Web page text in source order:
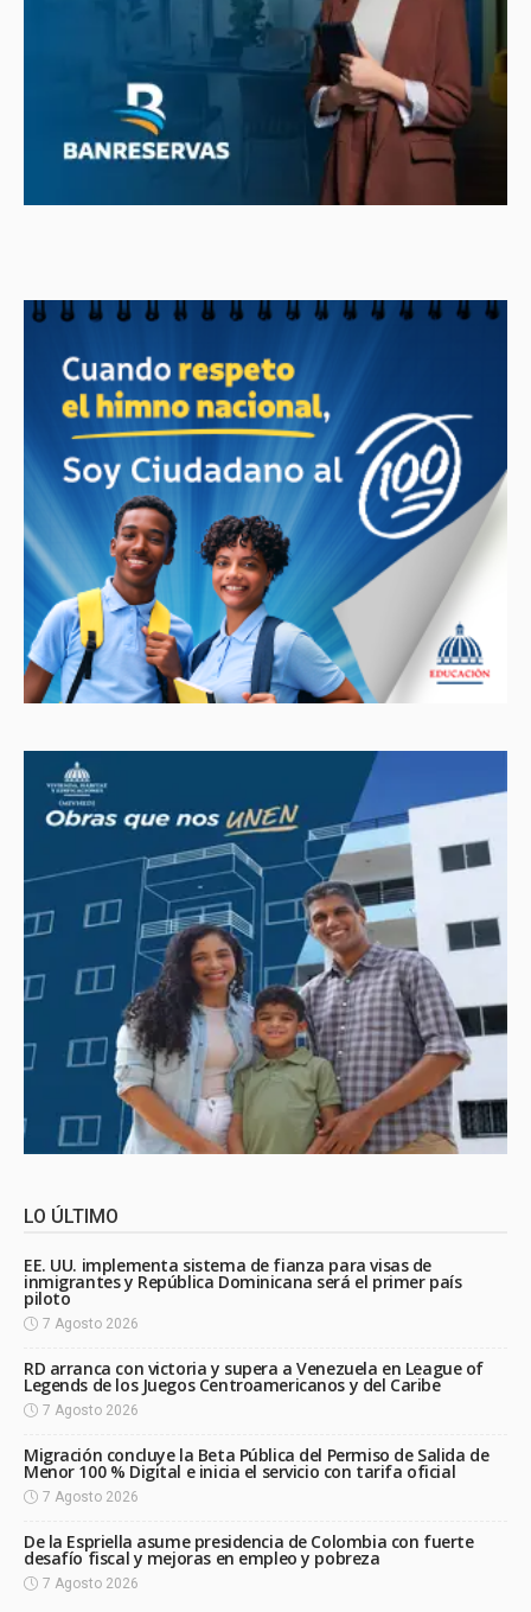
LO ÚLTIMO
EE. UU. implementa sistema de fianza para visas de
inmigrantes y República Dominicana será el primer país
piloto
7 Agosto 2026
RD arranca con victoria y supera a Venezuela en League of
Legends de los Juegos Centroamericanos y del Caribe
7 Agosto 2026
Migración concluye la Beta Pública del Permiso de Salida de
Menor 100 % Digital e inicia el servicio con tarifa oficial
7 Agosto 2026
De la Espriella asume presidencia de Colombia con fuerte
desafío fiscal y mejoras en empleo y pobreza
7 Agosto 2026